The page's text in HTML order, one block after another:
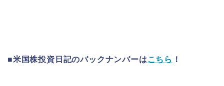
■米国株投資日記のバックナンバーはこちら ！